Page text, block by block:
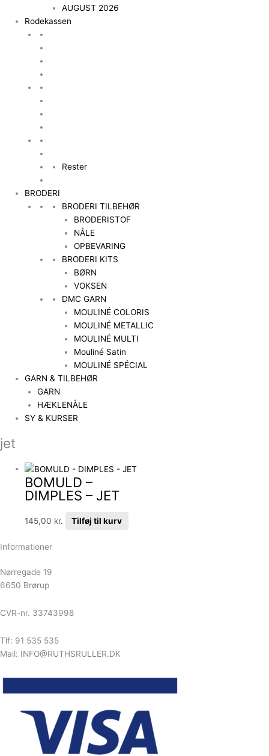
AUGUST 2026
Rodekassen
Rester
BRODERI
BRODERI TILBEHØR
BRODERISTOF
NÅLE
OPBEVARING
BRODERI KITS
BØRN
VOKSEN
DMC GARN
MOULINÉ COLORIS
MOULINÉ METALLIC
MOULINÉ MULTI
Mouliné Satin
MOULINÉ SPÉCIAL
GARN & TILBEHØR
GARN
HÆKLENÅLE
SY & KURSER
jet
BOMULD –
DIMPLES – JET
145,00 kr. Tilføj til kurv
Informationer
Nørregade 19
6650 Brørup
CVR-nr. 33743998
Tlf: 91 535 535
Mail: INFO@RUTHSRULLER.DK